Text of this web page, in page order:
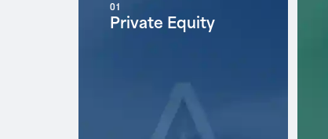
01
Private Equity